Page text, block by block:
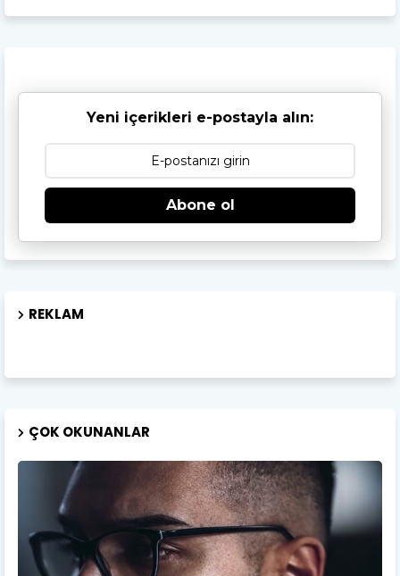
Yeni içerikleri e-postayla alın:
Abone ol
REKLAM
ÇOK OKUNANLAR